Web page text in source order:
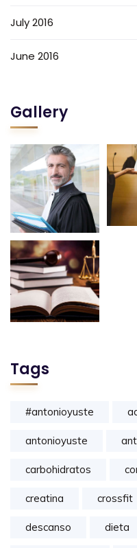
July 2016
June 2016
Gallery
Tags
#antonioyuste
antonioyuste
carbohidratos
creatina crossfit
descanso dieta